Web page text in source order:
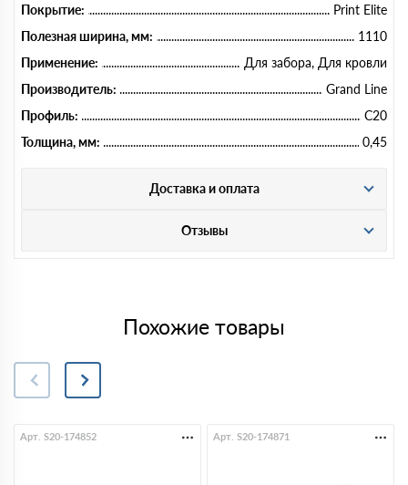
Покрытие:
Print Elite
Полезная ширина, мм:
1110
Применение:
Для забора, Для кровли
Производитель:
Grand Line
Профиль:
C20
Толщина, мм:
0,45
Доставка и оплата
Отзывы
Похожие товары
Арт. S20-174852 Арт. S20-174871